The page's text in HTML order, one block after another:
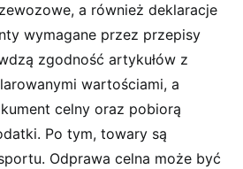
a również deklaracje
wymagane przez przepisy
zgodność artykułów z
wartościami, a
celny oraz pobiorą
Po tym, towary są
Odprawa celna może być